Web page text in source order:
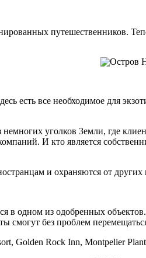
путешественников.
есть все необходимое для
уголков Земли, где
И кто является
и охраняются от других
в одном из одобренных
смогут без проблем
Golden Rock Inn, Montpelier